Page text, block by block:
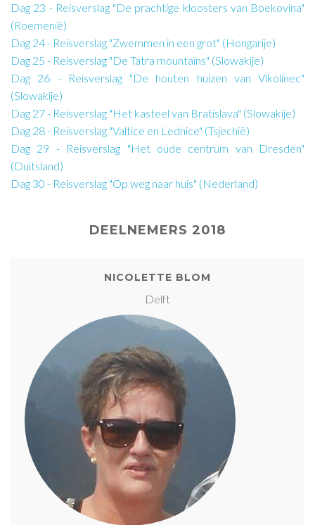
Dag 23 - Reisverslag "De prachtige kloosters van Boekovina"
(Roemenië)
Dag 24 - Reisverslag "Zwemmen in een grot" (Hongarije)
Dag 25 - Reisverslag "De Tatra mountains" (Slowakije)
Dag 26 - Reisverslag "De houten huizen van Vlkolínec"
(Slowakije)
Dag 27 - Reisverslag "Het kasteel van Bratislava" (Slowakije)
Dag 28 - Reisverslag "Valtice en Lednice" (Tsjechië)
Dag 29 - Reisverslag "Het oude centrum van Dresden"
(Duitsland)
Dag 30 - Reisverslag "Op weg naar huis" (Nederland)
DEELNEMERS 2018
NICOLETTE BLOM
Delft